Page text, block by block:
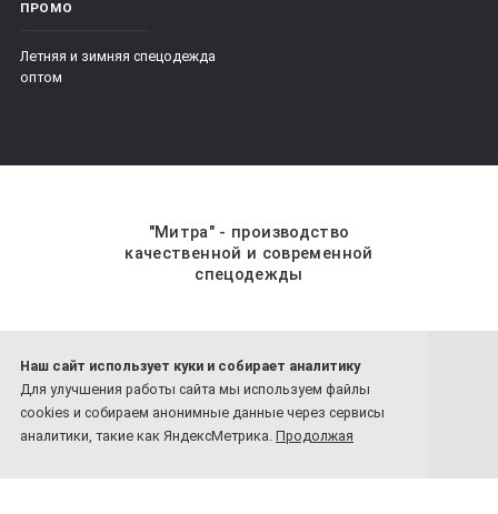
Наш сайт использует куки и собирает аналитику
Для улучшения работы сайта мы используем файлы
cookies и собираем анонимные данные через сервисы
аналитики, такие как ЯндексМетрика. Продолжая
ПРОМО
Летняя и зимняя спецодежда
оптом
"Митра" - производство
качественной и современной
спецодежды
8 800-201-59-70
8 4932-26-77-81
Обратный звонок